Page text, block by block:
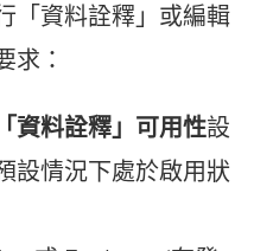
「資料詮釋」或編輯
求：
「資料詮釋」可用性設
設情況下處於啟用狀